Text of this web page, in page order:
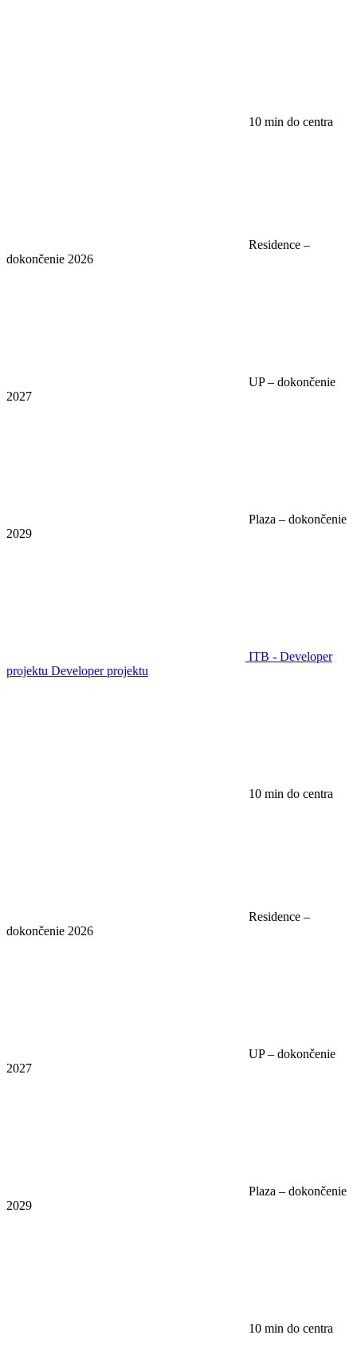
10 min do centra
Residence –
dokončenie 2026
UP – dokončenie
2027
Plaza – dokončenie
2029
ITB - Developer
projektu Developer projektu
10 min do centra
Residence –
dokončenie 2026
UP – dokončenie
2027
Plaza – dokončenie
2029
10 min do centra